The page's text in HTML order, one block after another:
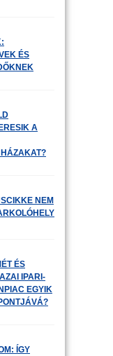
ÉS
A
NEM
ÉS
IPARI-
EGYIK
ÍGY